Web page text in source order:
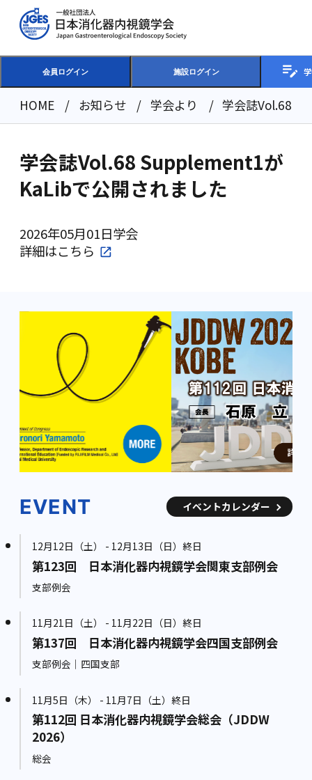
会員ログイン 施設ログイン
HOME お知らせ 学会より 学会誌Vol.68
2026年05月01日学会
学会誌Vol.68 Supplement1が
KaLibで公開されました
詳細はこちら
EVENT イベントカレンダー
12月12日（土） - 12月13日（日）終日
第123回 日本消化器内視鏡学会関東支部例会
支部例会
11月21日（土） - 11月22日（日）終日
第137回 日本消化器内視鏡学会四国支部例会
支部例会｜四国支部
11月5日（木） - 11月7日（土）終日
第112回 日本消化器内視鏡学会総会（JDDW
2026）
総会